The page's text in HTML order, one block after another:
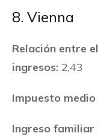
8. Vienna
Relación entre
ingresos: 2,43
Impuesto
Ingreso familiar